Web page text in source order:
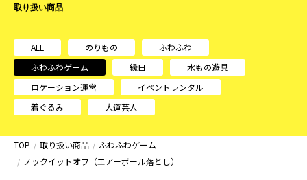
取り扱い商品
ALL のりもの
ふわふわ
ふわふわゲーム
縁日
水もの遊具
ロケーション運営
イベントレンタル
着ぐるみ
大道芸人
TOP 取り扱い商品
ふわふわゲーム
ノックイットオフ（エアーボール落とし）